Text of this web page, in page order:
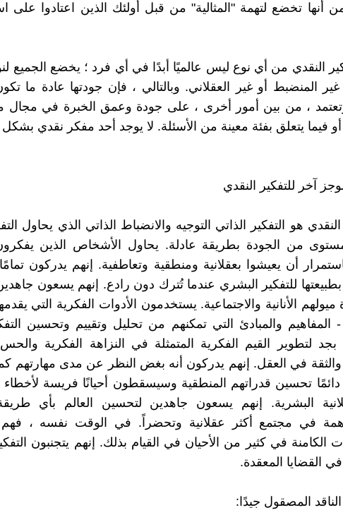
أنها تخضع لتهمة "المثالية" من قبل أولئك الذين اعتادوا على
النقدي من أي نوع ليس عالميًا أبدًا في أي فرد ؛ يخضع الجميع
غير المنضبط أو غير العقلاني. وبالتالي ، فإن جودتها عادة ما
، من بين أمور أخرى ، على جودة وعمق الخبرة في مجال
أو فيما يتعلق بفئة معينة من الأسئلة. لا يوجد أحد مفكر نقدي
آخر للتفكير النقدي
النقدي هو التفكير الذاتي التوجيه والانضباط الذاتي الذي يحاول
من الجودة بطريقة عادلة. يحاول الأشخاص الذين
أن يعيشوا بعقلانية ومنطقية وتعاطفية. إنهم يدركون
بطبيعتها للتفكير البشري عندما تُترك دون رادع. إنهم يسعون
الأنانية والاجتماعية. يستخدمون الأدوات الفكرية التي
- المفاهيم والمبادئ التي تمكنهم من تحليل وتقييم وتحسين
بجد لتطوير القيم الفكرية المتمثلة في النزاهة الفكرية
والثقة في العقل. إنهم يدركون أنه بغض النظر عن مدى مهارتهم
دائمًا تحسين قدراتهم المنطقية وسيسقطون أحيانًا فريسة لأخطاء
البشرية. إنهم يسعون جاهدين لتحسين العالم بأي
في مجتمع أكثر عقلانية وتحضراً. في الوقت نفسه ،
الكامنة في كثير من الأحيان في القيام بذلك. إنهم يتجنبون
القضايا المعقدة.